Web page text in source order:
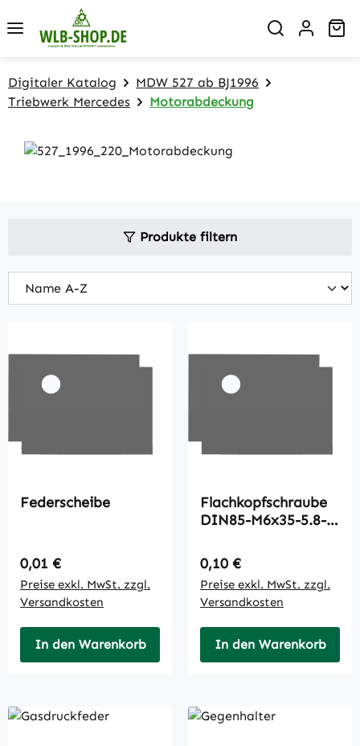
Zum Hauptinhalt springen
Digitaler Katalog
MDW 527 ab BJ1996
Triebwerk Mercedes
Motorabdeckung
Produkte filtern
Federscheibe
Regulärer Preis:
0,01 €
Preise exkl. MwSt. zzgl.
Versandkosten
In den Warenkorb
Flachkopfschraube
DIN85-M6x35-5.8-
Regulärer Preis:
0,10 €
Preise exkl. MwSt. zzgl.
Versandkosten
In den Warenkorb